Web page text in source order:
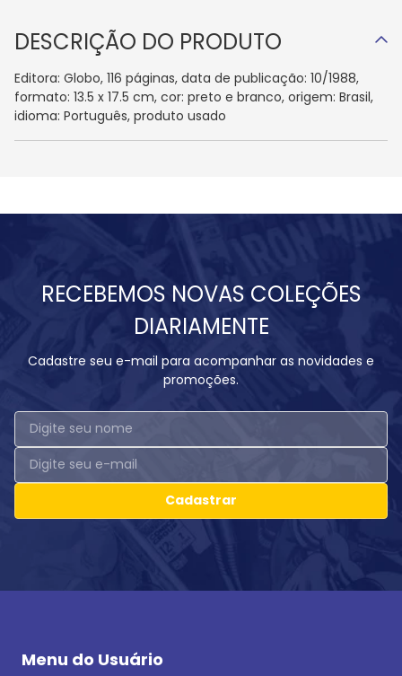
DESCRIÇÃO DO PRODUTO
Editora: Globo, 116 páginas, data de publicação: 10/1988,
formato: 13.5 x 17.5 cm, cor: preto e branco, origem: Brasil,
idioma: Português, produto usado
RECEBEMOS NOVAS COLEÇÕES
DIARIAMENTE
Cadastre seu e-mail para acompanhar as novidades e
promoções.
Cadastrar
Menu do Usuário